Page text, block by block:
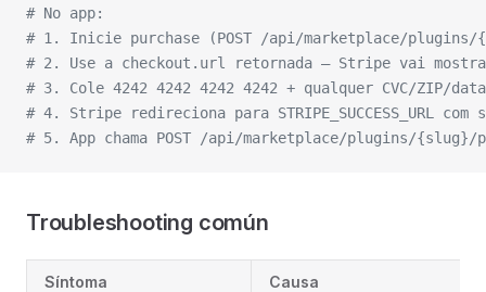
# No app:
# 1. Inicie purchase (POST /api/marketplace/plugins/
# 2. Use a checkout.url retornada — Stripe vai
# 3. Cole 4242 4242 4242 4242 + qualquer CVC/ZIP/
# 4. Stripe redireciona para STRIPE_SUCCESS_URL com
# 5. App chama POST /api/marketplace/plugins/{slug}/
Troubleshooting común
Síntoma Causa